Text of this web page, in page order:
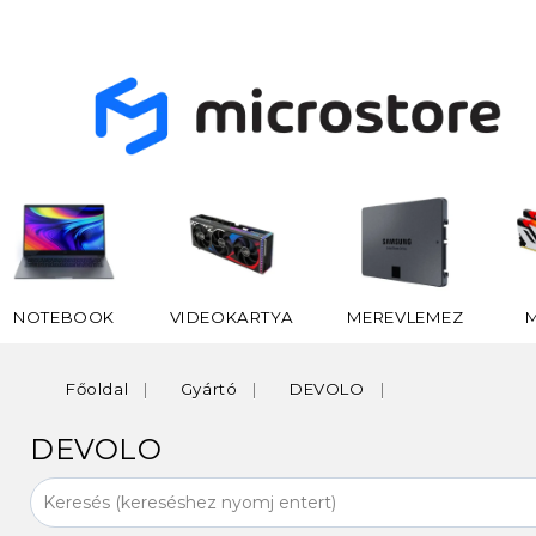
NOTEBOOK VIDEOKARTYA MEREVLEMEZ
Főoldal Gyártó DEVOLO
DEVOLO